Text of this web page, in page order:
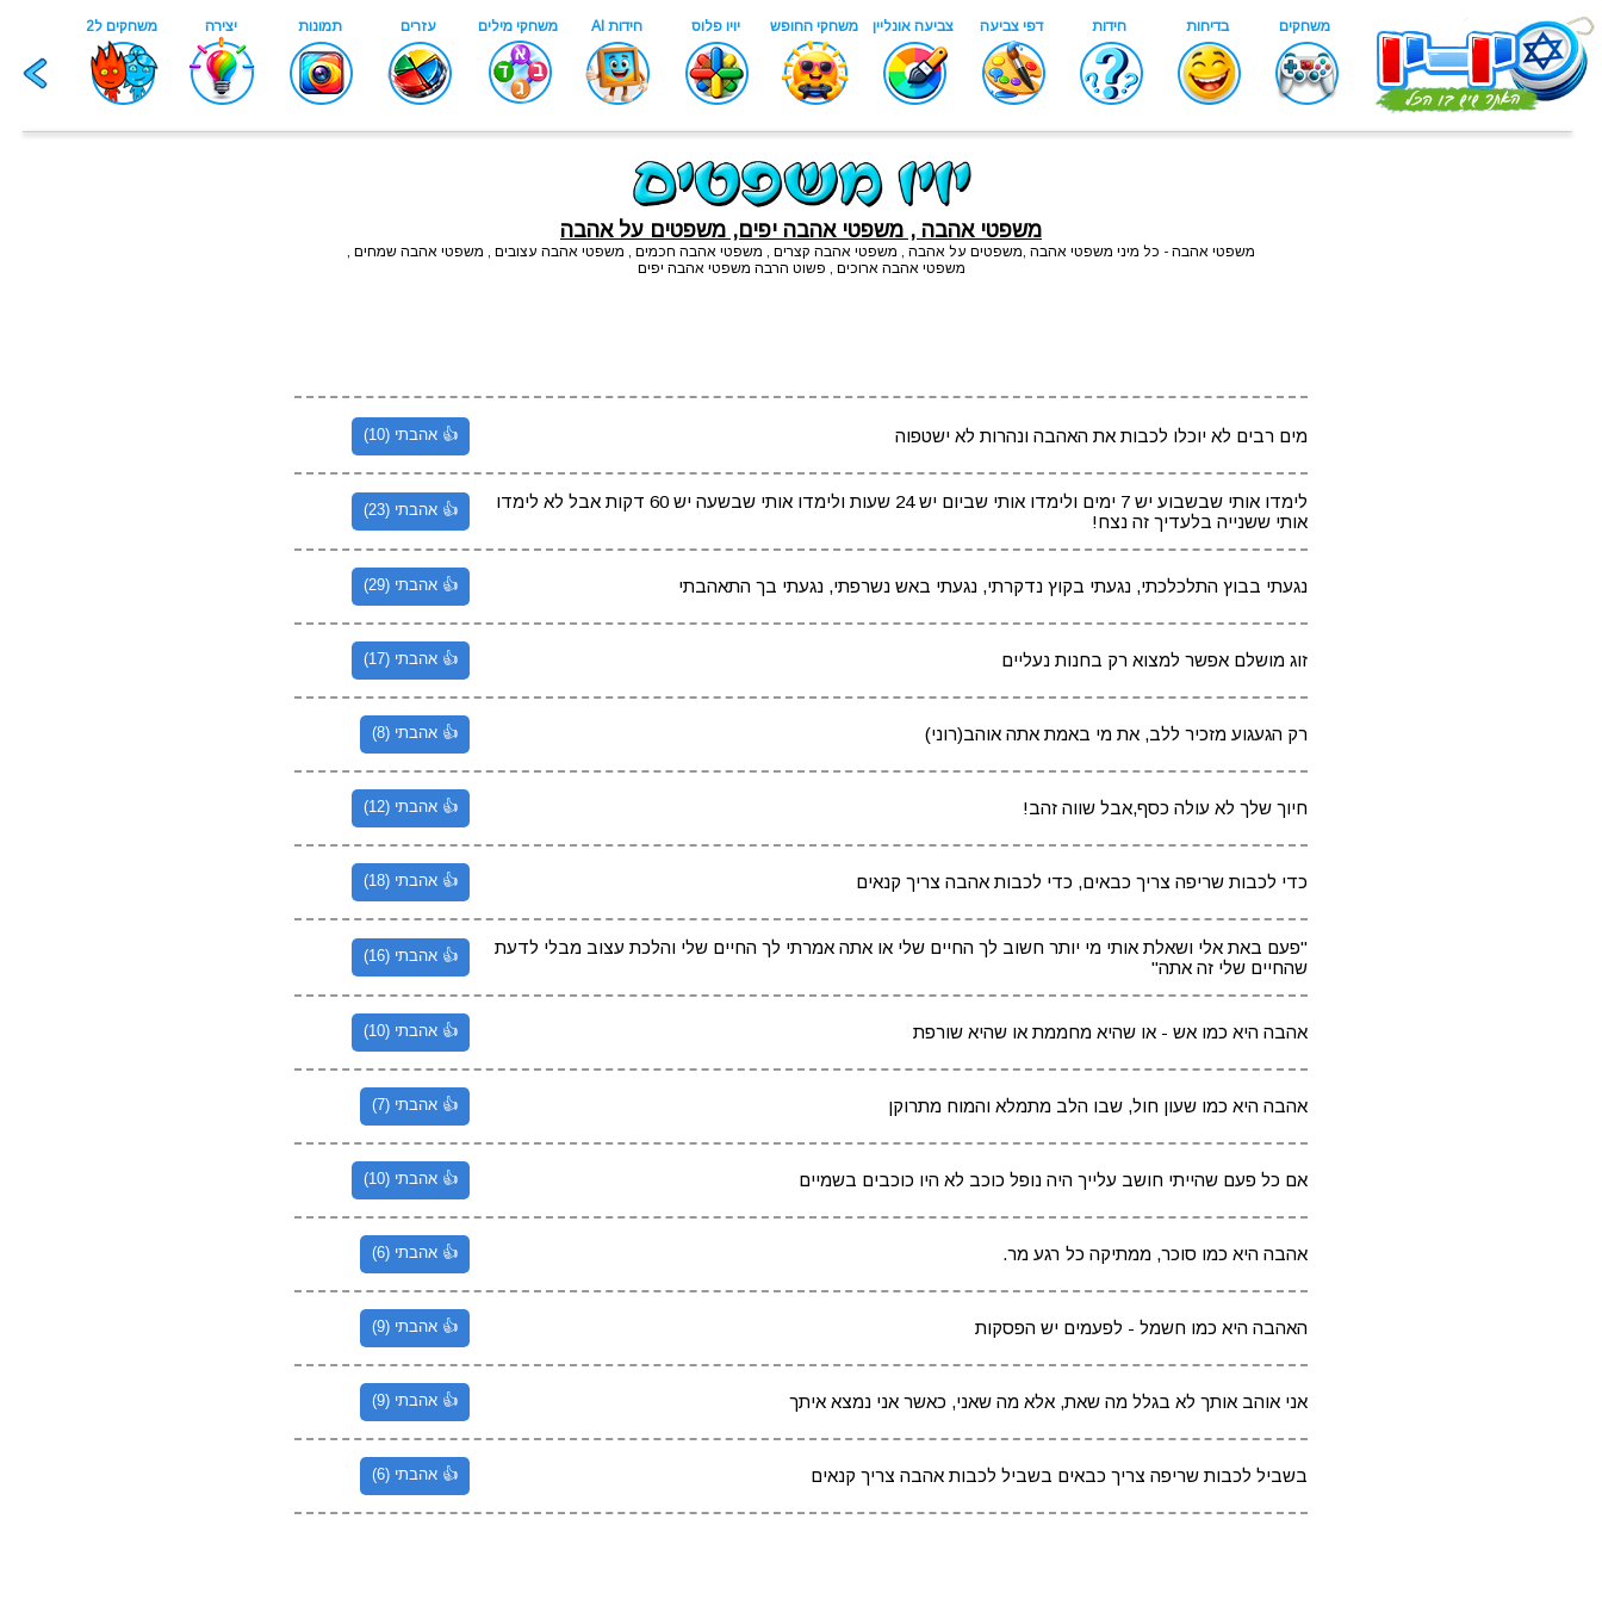
משפטי אהבה , משפטי אהבה יפים, משפטים על אהבה
משפטי אהבה - כל מיני משפטי אהבה ,משפטים על אהבה , משפטי אהבה קצרים , משפטי אהבה חכמים , משפטי אהבה עצובים , משפטי אהבה שמחים ,
משפטי אהבה ארוכים , פשוט הרבה משפטי אהבה יפים
מים רבים לא יוכלו לכבות את האהבה ונהרות לא ישטפוה 👍 אהבתי (10)
לימדו אותי שבשבוע יש 7 ימים ולימדו אותי שביום יש 24 שעות ולימדו אותי שבשעה יש 60 דקות אבל לא לימדו
אותי ששנייה בלעדיך זה נצח!
👍 אהבתי (23)
נגעתי בבוץ התלכלכתי, נגעתי בקוץ נדקרתי, נגעתי באש נשרפתי, נגעתי בך התאהבתי 👍 אהבתי (29)
זוג מושלם אפשר למצוא רק בחנות נעליים 👍 אהבתי (17)
רק הגעגוע מזכיר ללב, את מי באמת אתה אוהב(רוני) 👍 אהבתי (8)
חיוך שלך לא עולה כסף,אבל שווה זהב! 👍 אהבתי (12)
כדי לכבות שריפה צריך כבאים, כדי לכבות אהבה צריך קנאים 👍 אהבתי (18)
"פעם באת אלי ושאלת אותי מי יותר חשוב לך החיים שלי או אתה אמרתי לך החיים שלי והלכת עצוב מבלי לדעת
שהחיים שלי זה אתה"
👍 אהבתי (16)
אהבה היא כמו אש - או שהיא מחממת או שהיא שורפת 👍 אהבתי (10)
אהבה היא כמו שעון חול, שבו הלב מתמלא והמוח מתרוקן 👍 אהבתי (7)
אם כל פעם שהייתי חושב עלייך היה נופל כוכב לא היו כוכבים בשמיים 👍 אהבתי (10)
אהבה היא כמו סוכר, ממתיקה כל רגע מר. 👍 אהבתי (6)
האהבה היא כמו חשמל - לפעמים יש הפסקות 👍 אהבתי (9)
אני אוהב אותך לא בגלל מה שאת, אלא מה שאני, כאשר אני נמצא איתך 👍 אהבתי (9)
בשביל לכבות שריפה צריך כבאים בשביל לכבות אהבה צריך קנאים 👍 אהבתי (6)